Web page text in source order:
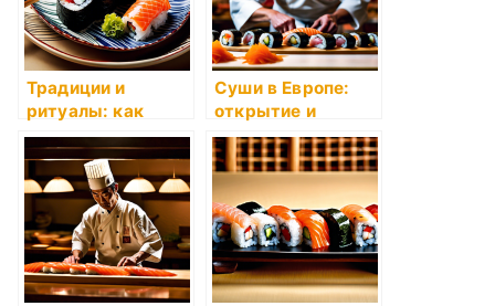
Традиции и
ритуалы: как
правильно есть
суши?
Суши в Европе:
открытие и
популяризация